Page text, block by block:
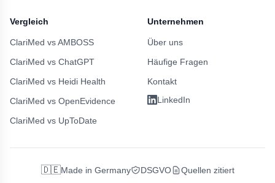
Vergleich
ClariMed vs AMBOSS
ClariMed vs ChatGPT
ClariMed vs Heidi Health
ClariMed vs OpenEvidence
ClariMed vs UpToDate
Unternehmen
Über uns
Häufige Fragen
Kontakt
LinkedIn
🇩🇪Made in Germany DSGVO Quellen zitiert